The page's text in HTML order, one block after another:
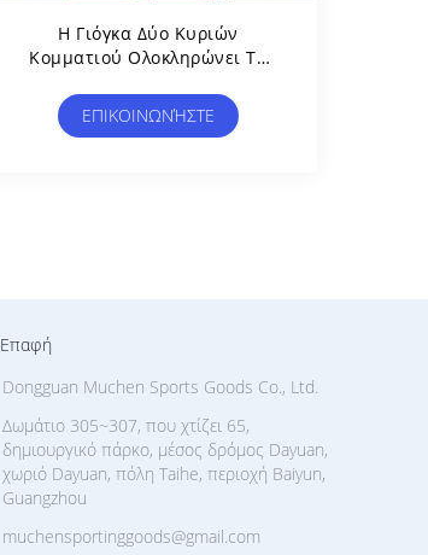
Η Γιόγκα Δύο Κυριών
Κομματιού Ολοκληρώνει Τη
Μανικιών Κοίλη Έξω
Τρέχοντας Με Το Στηθόδεσμο
ΕΠΙΚΟΙΝΩΝΉΣΤΕ
Επαφή
Dongguan Muchen Sports Goods Co., Ltd.
Δωμάτιο 305~307, που χτίζει 65,
δημιουργικό πάρκο, μέσος δρόμος Dayuan,
χωριό Dayuan, πόλη Taihe, περιοχή Baiyun,
Guangzhou
muchensportinggoods@gmail.com